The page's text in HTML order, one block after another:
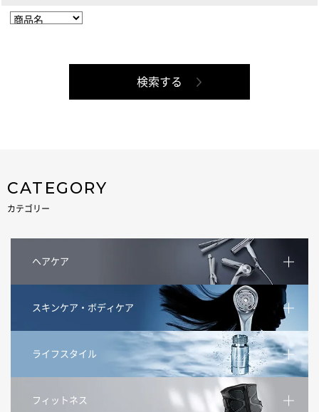
CATEGORY
カテゴリー
ヘアケア
スキンケア・ボディケア
ライフスタイル
フィットネス